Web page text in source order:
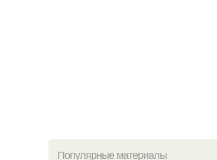
Популярные материалы